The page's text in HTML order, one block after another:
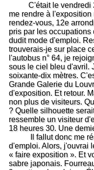
C'était le vendredi
me rendre à
rendez-vous, 12e
pris par les
dudit mode d'emploi.
trouverais-je sur place
l'autobus n° 64, je
sous le ciel bleu d'avril.
soixante-dix mètres.
Grande Galerie du
d'exposition. Et retour.
non plus de visiteurs.
? Quelle silhouette
ressemble un visiteur
18 heures 30. Une
Il fallut donc me
d'emploi. Alors, j'ouvrai
« faire exposition ». Et
sabre japonais.